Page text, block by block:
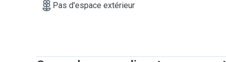
Pas d'espace extérieur